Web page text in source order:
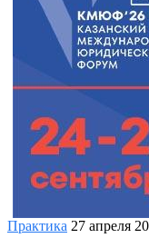
Практика 27 апреля